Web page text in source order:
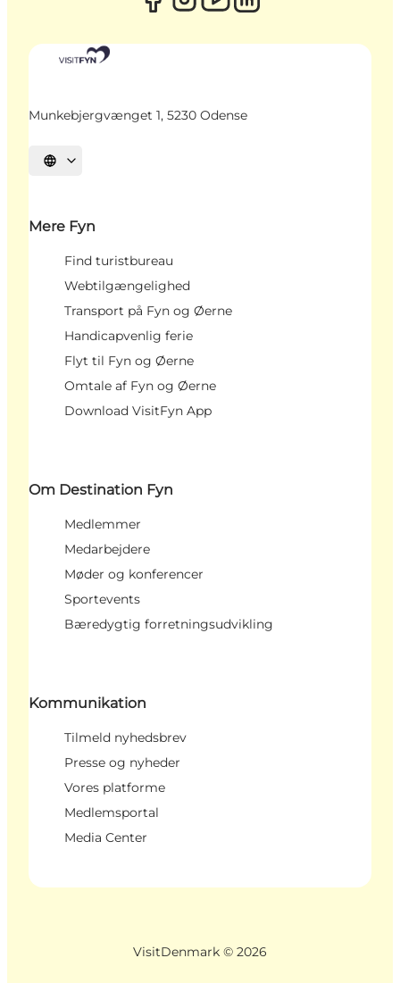
Munkebjergvænget 1, 5230 Odense
Vælg sprog
Mere Fyn
Find turistbureau
Webtilgængelighed
Transport på Fyn og Øerne
Handicapvenlig ferie
Flyt til Fyn og Øerne
Omtale af Fyn og Øerne
Download VisitFyn App
Om Destination Fyn
Medlemmer
Medarbejdere
Møder og konferencer
Sportevents
Bæredygtig forretningsudvikling
Kommunikation
Tilmeld nyhedsbrev
Presse og nyheder
Vores platforme
Medlemsportal
Media Center
VisitDenmark © 2026